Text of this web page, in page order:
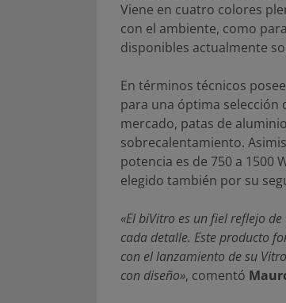
Viene en cuatro colores
con el ambiente, como
disponibles actualmente
En términos técnicos
para una óptima
mercado, patas de
sobrecalentamiento.
potencia es de 750 a 1500
elegido también por su
«El biVitro es un fiel reflejo
cada detalle. Este producto
con el lanzamiento de su
con diseño», comentó